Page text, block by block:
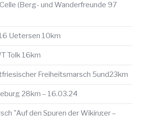
(Berg- und Wanderfreunde 97
Uetersen 10km
Tolk 16km
Freiheitsmarsch 5und23km
28km – 16.03.24
"Auf den Spuren der Wikinger –